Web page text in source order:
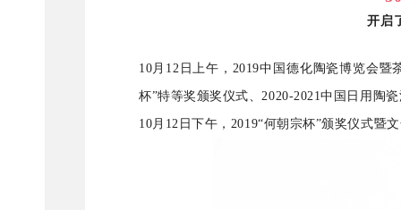
开启
10月12日上午，2019中国德化陶瓷博览会
杯”特等奖颁奖仪式、2020-2021中国日用陶
10月12日下午，2019“何朝宗杯”颁奖仪式暨